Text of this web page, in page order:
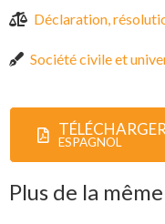
Déclaration,
Société civile et
ESPAGNOL
Plus de la